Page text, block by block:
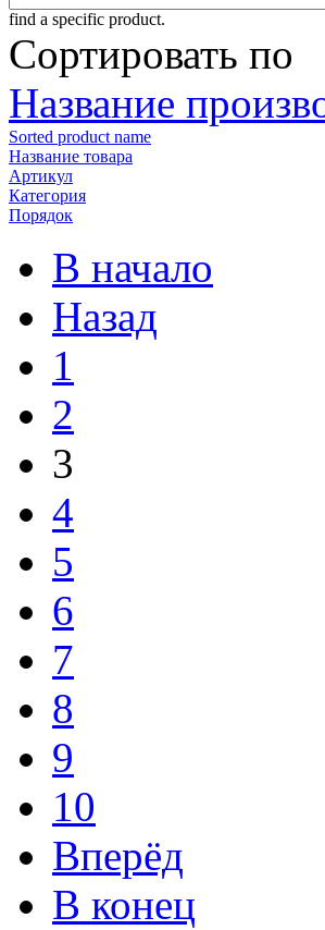
find a specific product.
Сортировать по
Название
Sorted product name
Название товара
Артикул
Категория
Порядок
В начало
Назад
1
2
3
4
5
6
7
8
9
10
Вперёд
В конец